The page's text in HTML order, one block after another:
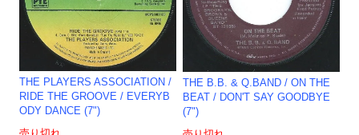
THE PLAYERS ASSOCIATION /
RIDE THE GROOVE / EVERYB
ODY DANCE (7")
THE B.B. & Q.BAND / ON THE
BEAT / DON'T SAY GOODBYE
(7")